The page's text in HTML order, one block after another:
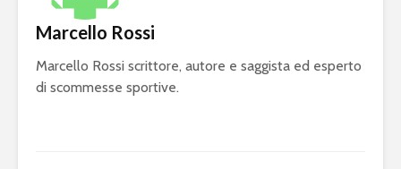
Marcello Rossi
Marcello Rossi scrittore, autore e saggista ed esperto
di scommesse sportive.